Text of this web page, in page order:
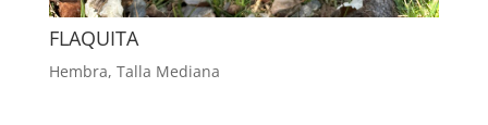
FLAQUITA
Hembra, Talla Mediana